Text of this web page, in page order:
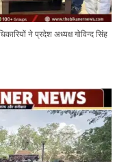
ने प्रदेश अध्यक्ष गोविन्द सिंह